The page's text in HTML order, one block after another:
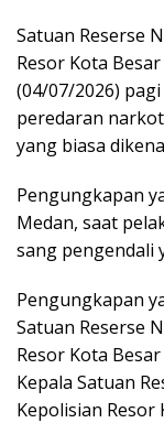
Satuan Reserse
Resor Kota
(04/07/2026)
peredaran
yang biasa
Pengungkapan
Medan, saat
sang pengendali
Pengungkapan
Satuan Reserse
Resor Kota
Kepala Satuan
Kepolisian Resor